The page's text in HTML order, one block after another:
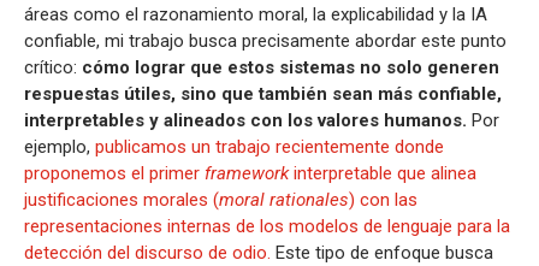
áreas como el razonamiento moral, la explicabilidad y la IA
confiable, mi trabajo busca precisamente abordar este punto
crítico: cómo lograr que estos sistemas no solo generen
respuestas útiles, sino que también sean más confiable,
interpretables y alineados con los valores humanos. Por
ejemplo, publicamos un trabajo recientemente donde
proponemos el primer frameworkinterpretable que alinea
justificaciones morales (moral rationales) con las
representaciones internas de los modelos de lenguaje para la
detección del discurso de odio. Este tipo de enfoque busca